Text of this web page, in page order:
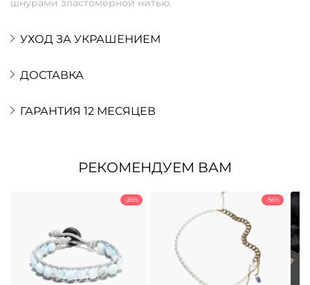
УХОД ЗА УКРАШЕНИЕМ
ДОСТАВКА
ГАРАНТИЯ 12 МЕСЯЦЕВ
РЕКОМЕНДУЕМ ВАМ
-26% -56%